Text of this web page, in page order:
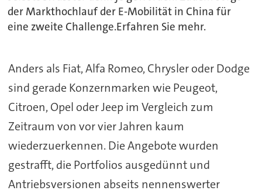
der Markthochlauf der E-Mobilität in China für
eine zweite Challenge.Erfahren Sie mehr.
Anders als Fiat, Alfa Romeo, Chrysler oder Dodge
sind gerade Konzernmarken wie Peugeot,
Citroen, Opel oder Jeep im Vergleich zum
Zeitraum von vor vier Jahren kaum
wiederzuerkennen. Die Angebote wurden
gestrafft, die Portfolios ausgedünnt und
Antriebsversionen abseits nennenswerter